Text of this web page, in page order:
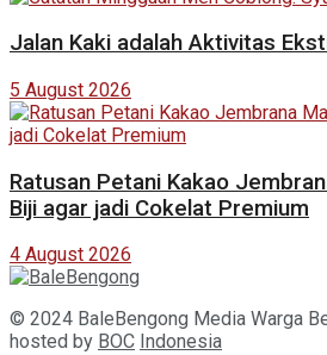
Jalan Kaki adalah Aktivitas
5 August 2026
Ratusan Petani Kakao
Biji agar jadi Cokelat Premium
4 August 2026
© 2024 BaleBengong Media Warga
hosted by BOC Indonesia